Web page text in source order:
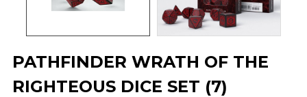
PATHFINDER WRATH OF THE
RIGHTEOUS DICE SET (7)